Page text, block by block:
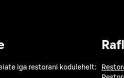
iga restorani kodulehelt: